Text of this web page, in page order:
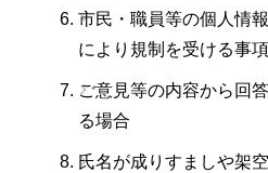
市民・職員等の個人情
により規制を受ける事
ご意見等の内容から回
る場合
氏名が成りすましや架